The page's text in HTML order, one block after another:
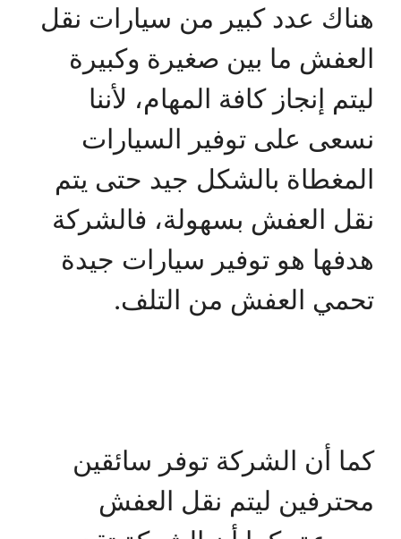
هناك عدد كبير من سيارات نقل
العفش ما بين صغيرة وكبيرة
ليتم إنجاز كافة المهام، لأننا
نسعى على توفير السيارات
المغطاة بالشكل جيد حتى يتم
نقل العفش بسهولة، فالشركة
هدفها هو توفير سيارات جيدة
تحمي العفش من التلف.
كما أن الشركة توفر سائقين
محترفين ليتم نقل العفش